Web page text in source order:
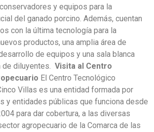
y equipos para la
del ganado porcino. Además, cuentan
con la última tecnología para la
productos, una amplia área de
de equipos y una sala blanca
de diluyentes. Visita al Centro
El Centro Tecnológico
Villas es una entidad formada por
y entidades públicas que funciona desde
para dar cobertura, a las diversas
agropecuario de la Comarca de las